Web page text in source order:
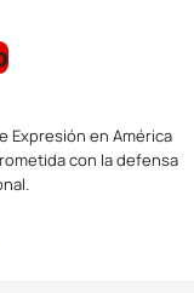
Expresión en América
con la defensa